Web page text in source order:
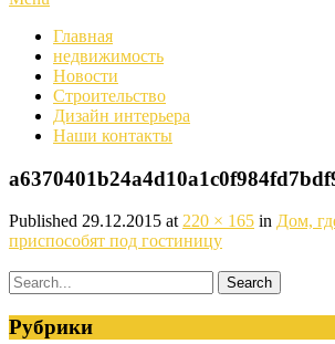
Главная
недвижимость
Новости
Строительство
Дизайн интерьера
Наши контакты
Published 29.12.2015 at 220 × 165 in Дом,
приспособят под гостиницу
Рубрики